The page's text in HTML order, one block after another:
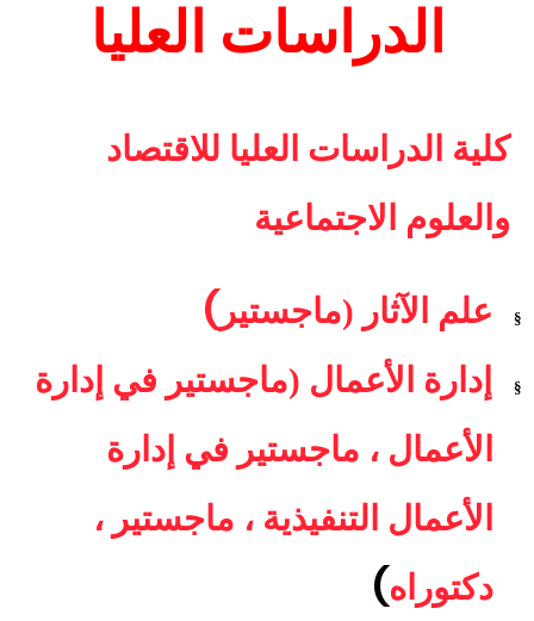
الدراسات العليا
كلية الدراسات العليا للاقتصاد
والعلوم الاجتماعية
§ علم الآثار (ماجستير (
§
إدارة الأعمال (ماجستير في إدارة
الأعمال ، ماجستير في إدارة
الأعمال التنفيذية ، ماجستير ،
دكتوراه)